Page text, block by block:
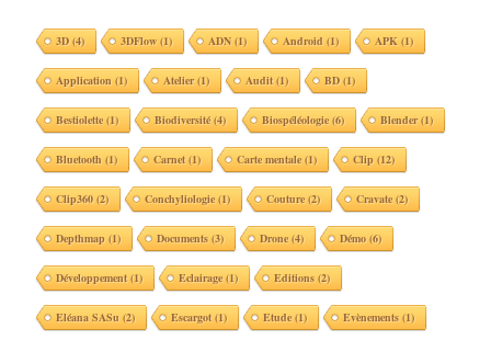
3D(4) 3DFlow(1) ADN(1) Android (1) APK (1)
Application (1) Atelier(1) Audit(1) BD(1)
Bestiolette(1) Biodiversité(4) Biospéléologie(6) Blender(1)
Bluetooth (1) Carnet(1) Carte mentale(1) Clip (12)
Clip360(2) Conchyliologie(1) Couture(2) Cravate(2)
Depthmap (1) Documents(3) Drone(4) Démo(6)
Développement(1) Eclairage(1) Editions(2)
Eléana SASu (2) Escargot(1) Etude(1) Evènements(1)